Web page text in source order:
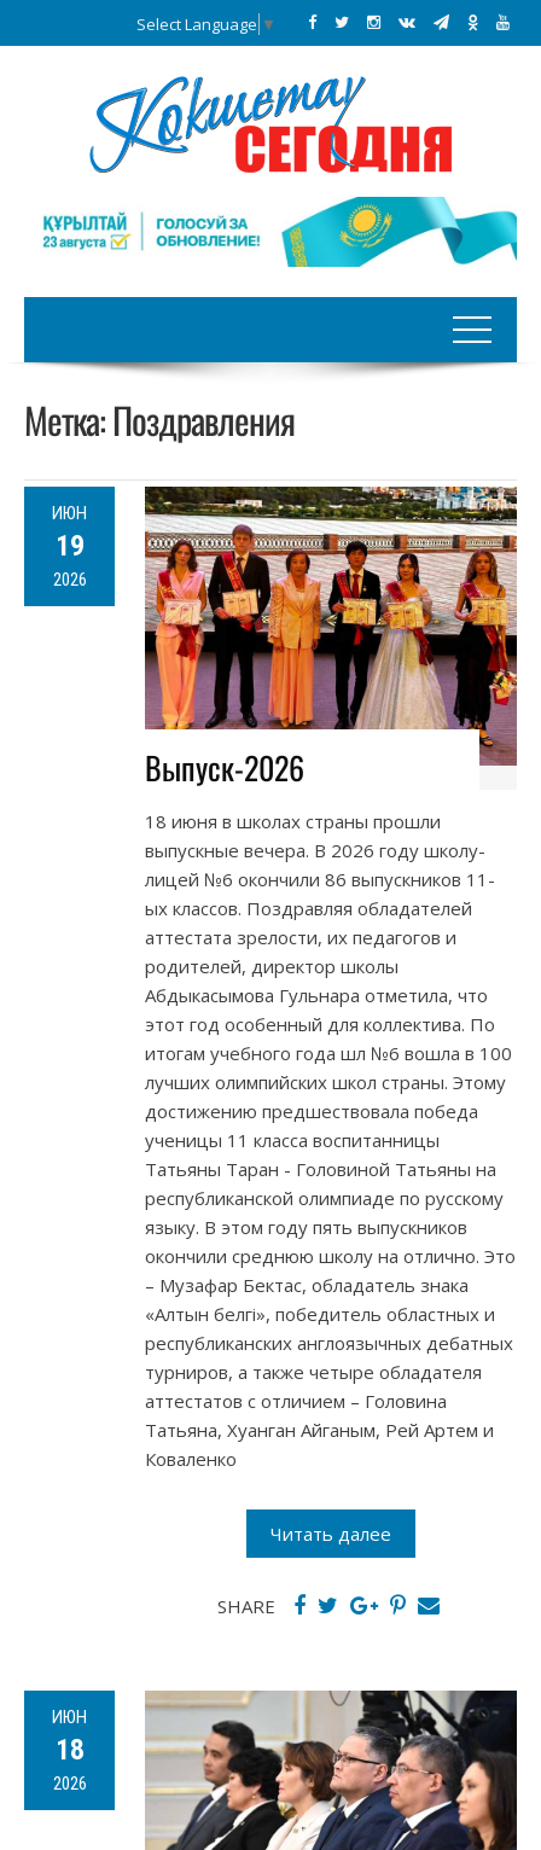
Select Language ▼
Метка:Поздравления
ИЮН
19
2026
Выпуск-2026
18 июня в школах страны прошли
выпускные вечера. В 2026 году школу-
лицей №6 окончили 86 выпускников 11-
ых классов. Поздравляя обладателей
аттестата зрелости, их педагогов и
родителей, директор школы
Абдыкасымова Гульнара отметила, что
этот год особенный для коллектива. По
итогам учебного года шл №6 вошла в 100
лучших олимпийских школ страны. Этому
достижению предшествовала победа
ученицы 11 класса воспитанницы
Татьяны Таран - Головиной Татьяны на
республиканской олимпиаде по русскому
языку. В этом году пять выпускников
окончили среднюю школу на отлично. Это
– Музафар Бектас, обладатель знака
«Алтын белгi», победитель областных и
республиканских англоязычных дебатных
турниров, а также четыре обладателя
аттестатов с отличием – Головина
Татьяна, Хуанган Айганым, Рей Артем и
Коваленко
Читать далее
SHARE
ИЮН
18
2026